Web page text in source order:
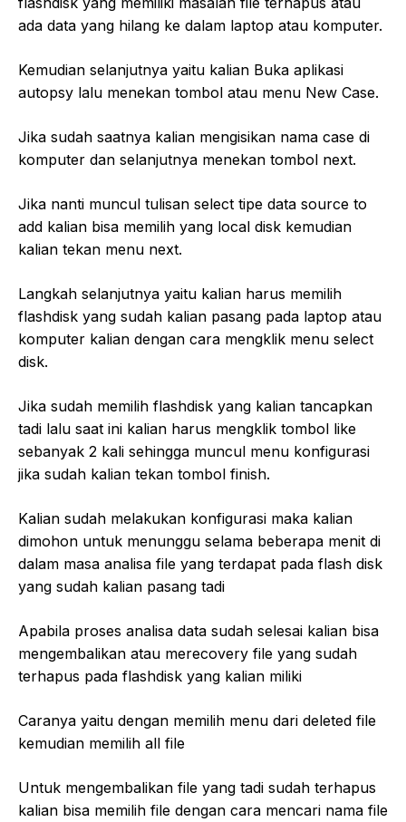
ada data yang hilang ke dalam laptop atau komputer.
Kemudian selanjutnya yaitu kalian Buka aplikasi
autopsy lalu menekan tombol atau menu New Case.
Jika sudah saatnya kalian mengisikan nama case di
komputer dan selanjutnya menekan tombol next.
Jika nanti muncul tulisan select tipe data source to
add kalian bisa memilih yang local disk kemudian
kalian tekan menu next.
Langkah selanjutnya yaitu kalian harus memilih
flashdisk yang sudah kalian pasang pada laptop atau
komputer kalian dengan cara mengklik menu select
disk.
Jika sudah memilih flashdisk yang kalian tancapkan
tadi lalu saat ini kalian harus mengklik tombol like
sebanyak 2 kali sehingga muncul menu konfigurasi
jika sudah kalian tekan tombol finish.
Kalian sudah melakukan konfigurasi maka kalian
dimohon untuk menunggu selama beberapa menit di
dalam masa analisa file yang terdapat pada flash disk
yang sudah kalian pasang tadi
Apabila proses analisa data sudah selesai kalian bisa
mengembalikan atau merecovery file yang sudah
terhapus pada flashdisk yang kalian miliki
Caranya yaitu dengan memilih menu dari deleted file
kemudian memilih all file
Untuk mengembalikan file yang tadi sudah terhapus
kalian bisa memilih file dengan cara mencari nama file